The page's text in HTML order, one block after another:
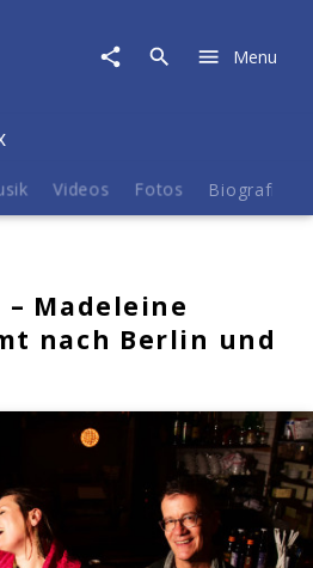
Menu
Videos Fotos Biografie
Madeleine
nach Berlin und